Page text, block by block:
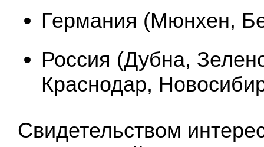
Германия (Мюнхен,
Россия (Дубна,
Краснодар,
Свидетельством